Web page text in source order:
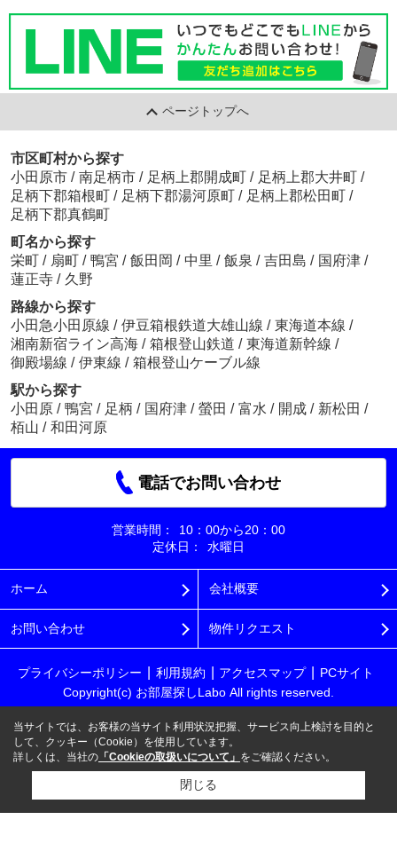
ページトップへ
市区町村から探す
小田原市 / 南足柄市 / 足柄上郡開成町 / 足柄上郡大井町 /
足柄下郡箱根町 / 足柄下郡湯河原町 / 足柄上郡松田町 /
足柄下郡真鶴町
町名から探す
栄町 / 扇町 / 鴨宮 / 飯田岡 / 中里 / 飯泉 / 吉田島 / 国府津 /
蓮正寺 / 久野
路線から探す
小田急小田原線 / 伊豆箱根鉄道大雄山線 / 東海道本線 /
湘南新宿ライン高海 / 箱根登山鉄道 / 東海道新幹線 /
御殿場線 / 伊東線 / 箱根登山ケーブル線
駅から探す
小田原 / 鴨宮 / 足柄 / 国府津 / 螢田 / 富水 / 開成 / 新松田 /
栢山 / 和田河原
電話でお問い合わせ
営業時間：
10：00から20：00
定休日：
水曜日
ホーム 会社概要
お問い合わせ 物件リクエスト
プライバシーポリシー 利用規約 アクセスマップ
PCサイト
Copyright(c) お部屋探しLabo All rights reserved.
当サイトでは、お客様の当サイト利用状況把握、サービス向上検討を目的と
して、クッキー（Cookie）を使用しています。
詳しくは、当社の 「Cookieの取扱いについて」 をご確認ください。
閉じる